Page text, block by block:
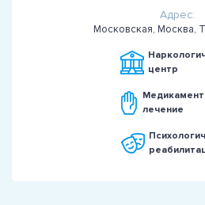
Адрес:
Московская, Москва,
центр
лечение